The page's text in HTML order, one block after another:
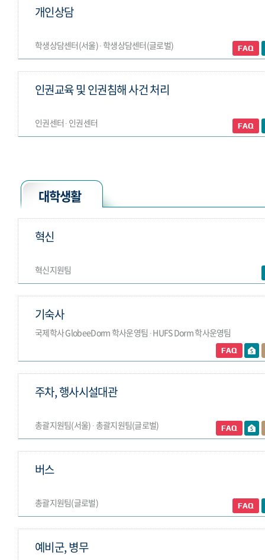
학생상담센터(서울) ∙ 학생상담센터(글로벌)
개인상담
인권센터 ∙ 인권센터
인권교육 및 인권침해 사건 처리
대학생활
혁신지원팀
혁신
국제학사 GlobeeDorm 학사운영팀 ∙ HUFS Dorm 학사운영팀
기숙사
총괄지원팀(서울) ∙ 총괄지원팀(글로벌)
주차, 행사시설대관
총괄지원팀(글로벌)
버스
예비군, 병무